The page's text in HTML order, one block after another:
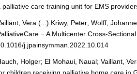
palliative care training unit for EMS
Vera (...) Kriwy, Peter; Wolff,
− A Multicenter Cross-
j.jpainsymman.2022.10.014
Holger; El Mohaui, Naual; Vaillant,